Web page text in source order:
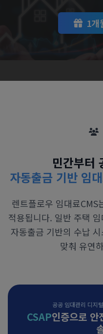
1개
민간부터
자동출금 기반 임
렌트플로우 임대료CMS
적용됩니다. 일반 주택
자동출금 기반의 수납
맞춰 유연
공공 임대관리 디지
CSAP인증으로 안